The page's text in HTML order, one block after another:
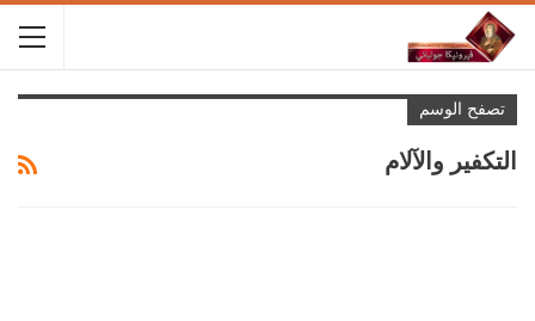
تصفح الوسم
التكفير والآلام